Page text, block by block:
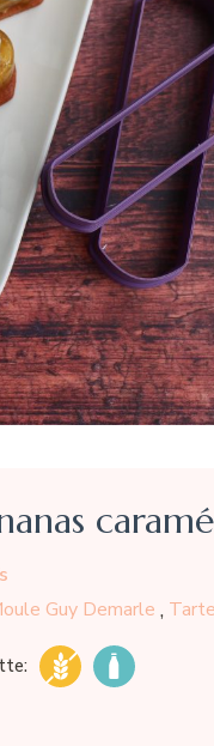
Guy Demarle ,